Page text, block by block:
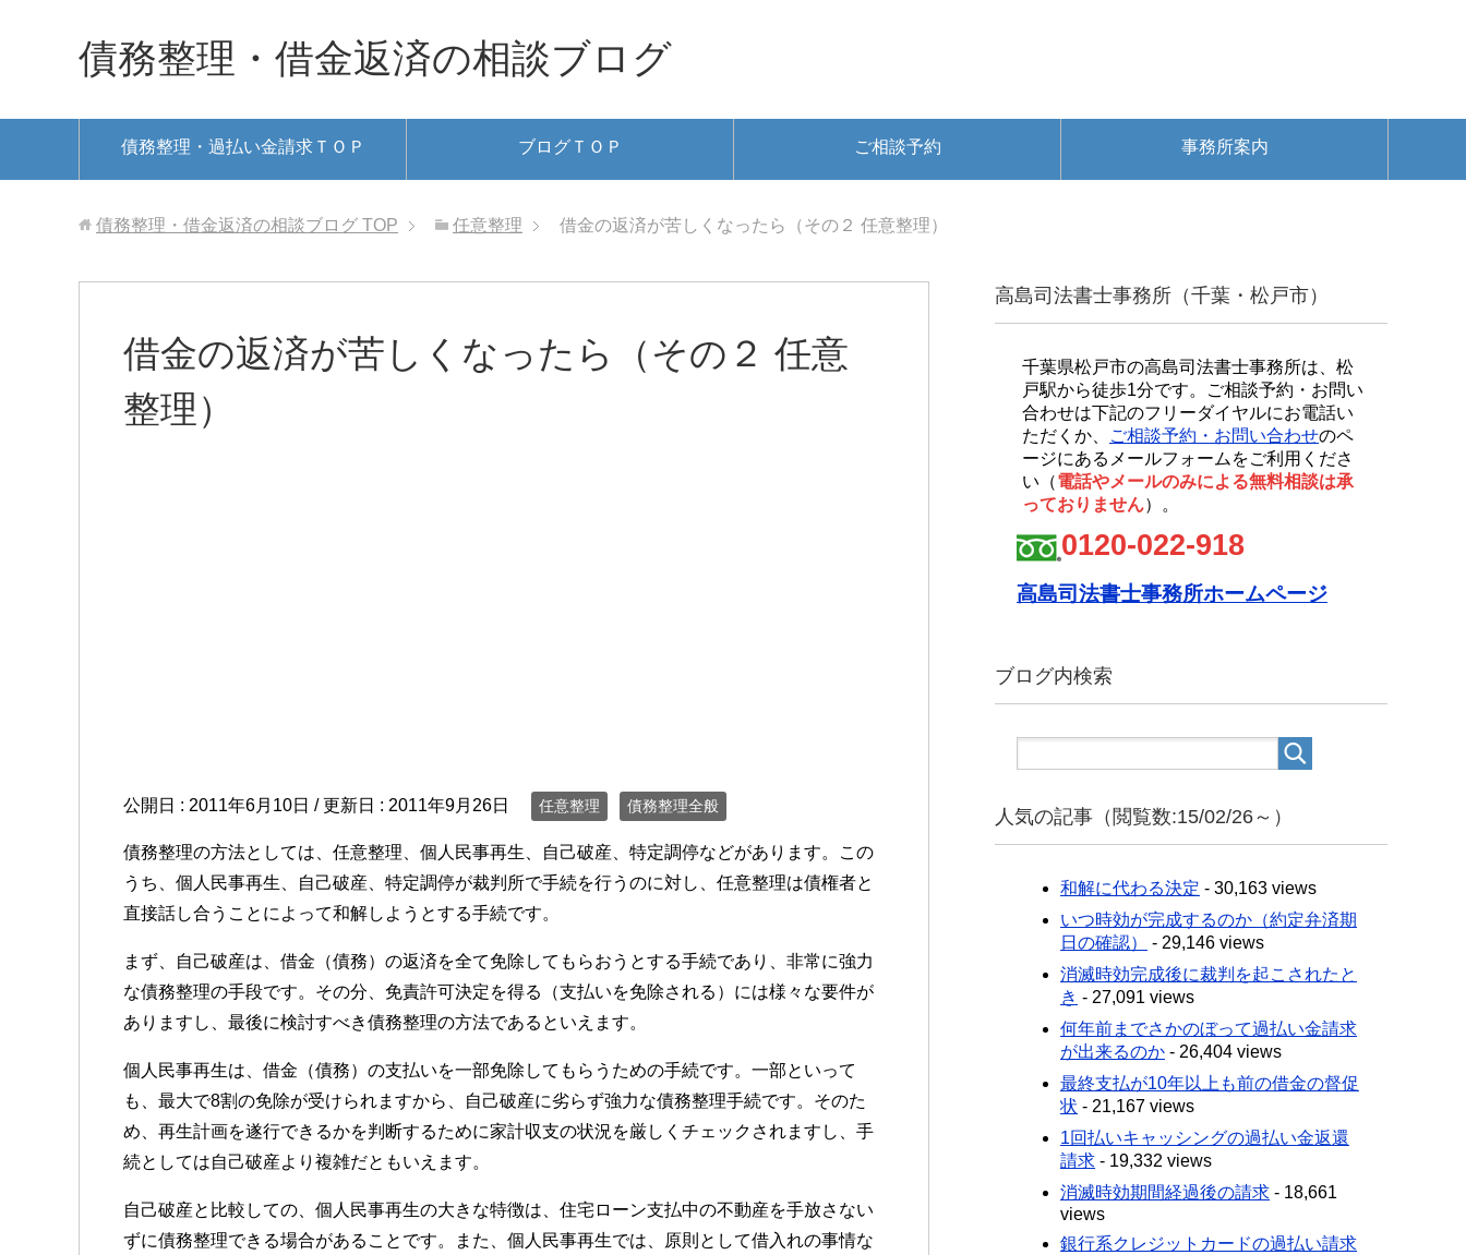
債務整理・借金返済の相談ブログ
債務整理・過払い金請求ＴＯＰ ブログＴＯＰ ご相談予約 事務所案内
債務整理・借金返済の相談ブログ TOP 任意整理 借金の返済が苦しくなったら（その２ 任意整理）
借金の返済が苦しくなったら（その２ 任意
整理）
公開日 : 2011年6月10日 / 更新日 : 2011年9月26日 任意整理 債務整理全般
債務整理の方法としては、任意整理、個人民事再生、自己破産、特定調停などがあります。この
うち、個人民事再生、自己破産、特定調停が裁判所で手続を行うのに対し、任意整理は債権者と
直接話し合うことによって和解しようとする手続です。
まず、自己破産は、借金（債務）の返済を全て免除してもらおうとする手続であり、非常に強力
な債務整理の手段です。その分、免責許可決定を得る（支払いを免除される）には様々な要件が
ありますし、最後に検討すべき債務整理の方法であるといえます。
個人民事再生は、借金（債務）の支払いを一部免除してもらうための手続です。一部といって
も、最大で8割の免除が受けられますから、自己破産に劣らず強力な債務整理手続です。そのた
め、再生計画を遂行できるかを判断するために家計収支の状況を厳しくチェックされますし、手
続としては自己破産より複雑だともいえます。
自己破産と比較しての、個人民事再生の大きな特徴は、住宅ローン支払中の不動産を手放さない
ずに債務整理できる場合があることです。また、個人民事再生では、原則として借入れの事情な
高島司法書士事務所（千葉・松戸市）
千葉県松戸市の高島司法書士事務所は、松
戸駅から徒歩1分です。ご相談予約・お問い
合わせは下記のフリーダイヤルにお電話い
ただくか、
ご相談予約・お問い合わせのペ
ージにあるメールフォームをご利用くださ
い（電話やメールのみによる無料相談は承
っておりません）。
0120-022-918
高島司法書士事務所ホームページ
ブログ内検索
人気の記事（閲覧数:15/02/26～）
和解に代わる決定 - 30,163 views
いつ時効が完成するのか（約定弁済期
日の確認）
- 29,146 views
消滅時効完成後に裁判を起こされたと
き - 27,091 views
何年前までさかのぼって過払い金請求
が出来るのか - 26,404 views
最終支払が10年以上も前の借金の督促
状 - 21,167 views
1回払いキャッシングの過払い金返還
請求 - 19,332 views
消滅時効期間経過後の請求 - 18,661
views
銀行系クレジットカードの過払い請求